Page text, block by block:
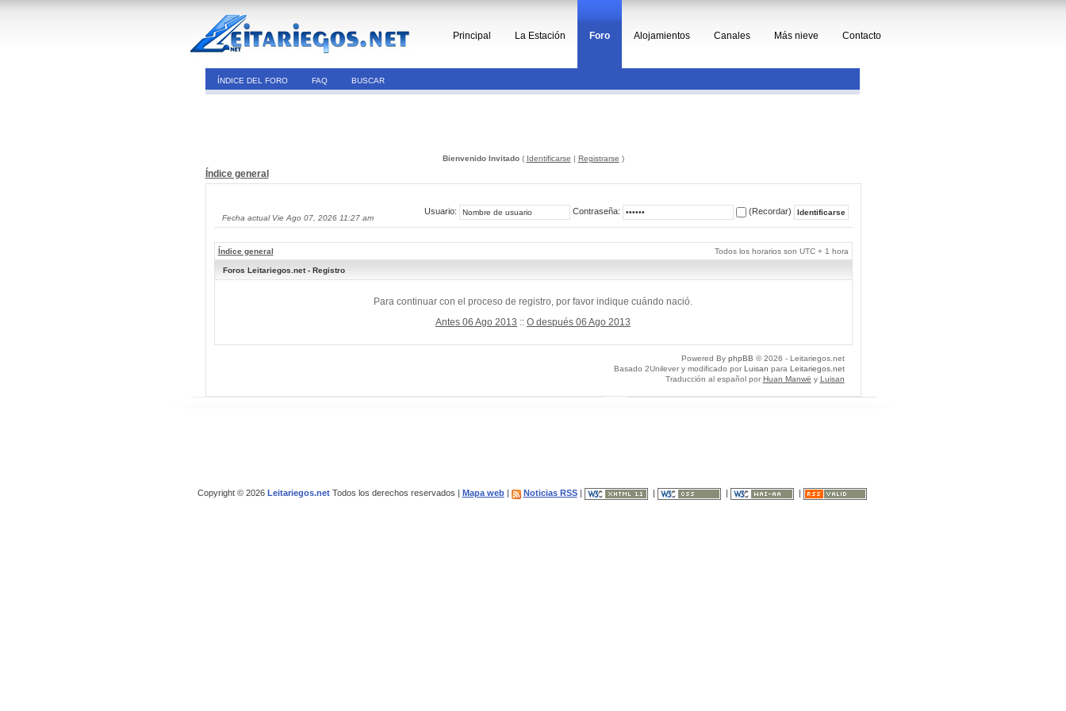
Principal La Estación Foro Alojamientos Canales Más nieve Contacto
ÍNDICE DEL FORO FAQ BUSCAR
Bienvenido Invitado( Identificarse | Registrarse )
Índice general
Fecha actual Vie Ago 07, 2026 11:27 am
Usuario: Contraseña: (Recordar)
Índice general Todos los horarios son UTC + 1 hora
Foros Leitariegos.net - Registro
Para continuar con el proceso de registro, por favor indique cuándo nació.
Antes 06 Ago 2013 :: O después 06 Ago 2013
Powered By phpBB © 2026 - Leitariegos.net
Basado 2Unilever y modificado por Luisan para Leitariegos.net
Traducción al español por Huan Manwë y Luisan
Copyright © 2026 Leitariegos.netTodos los derechos reservados | Mapa web| Noticias RSS|